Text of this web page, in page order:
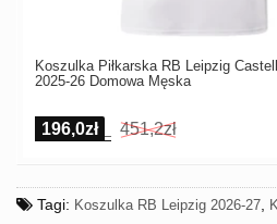
Koszulka Piłkarska RB Leipzig
2025-26 Domowa Męska
196,0zł 451,2zł
Tagi: Koszulka RB Leipzig 2026-27